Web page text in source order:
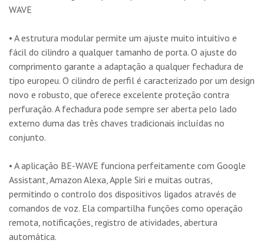
WAVE
• A estrutura modular permite um ajuste muito intuitivo e
fácil do cilindro a qualquer tamanho de porta. O ajuste do
comprimento garante a adaptação a qualquer fechadura de
tipo europeu. O cilindro de perfil é caracterizado por um design
novo e robusto, que oferece excelente proteção contra
perfuração. A fechadura pode sempre ser aberta pelo lado
externo duma das três chaves tradicionais incluídas no
conjunto.
• A aplicação BE-WAVE funciona perfeitamente com Google
Assistant, Amazon Alexa, Apple Siri e muitas outras,
permitindo o controlo dos dispositivos ligados através de
comandos de voz. Ela compartilha funções como operação
remota, notificações, registro de atividades, abertura
automática.